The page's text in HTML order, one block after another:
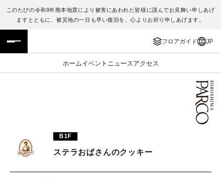
このたびの令和8年熊本地震により被害にあわれた皆様に謹んでお見舞い申しあげ
ますとともに、被災地の一日も早い復旧を、心よりお祈り申しあげます。
フロアガイド JP
ホームイベント ニュース アクセス
フロアガイド
施設案内・アクセス
TAX FREE
ENGLISH
繁体字
日本語
B1F
ステラおばさんのクッキー